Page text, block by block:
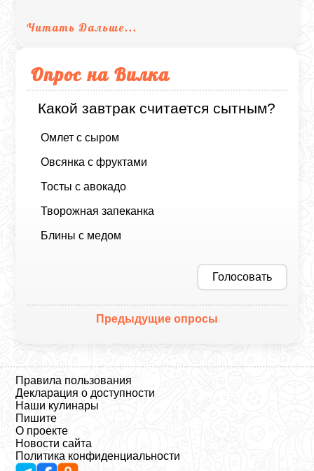
Читать Дальше...
Опрос на Вилка
Какой завтрак считается сытным?
Омлет с сыром
Овсянка с фруктами
Тосты с авокадо
Творожная запеканка
Блины с медом
Голосовать
Предыдущие опросы
Правила пользования
Декларация о доступности
Наши кулинары
Пишите
О проекте
Новости сайта
Политика конфиденциальности